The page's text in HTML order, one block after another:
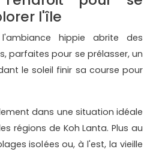
l'île
hippie abrite des
parfaites pour se prélasser, un
le soleil finir sa course pour
dans une situation idéale
régions de Koh Lanta. Plus au
isolées ou, à l'est, la vieille